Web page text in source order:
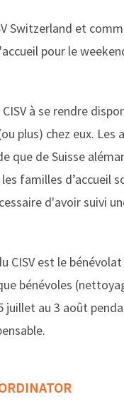
Switzerland et
pour le
à se rendre
plus) chez eux.
que de Suisse
familles dʼaccueil
d'avoir suivi
CISV est le
bénévoles
juillet au 3 août